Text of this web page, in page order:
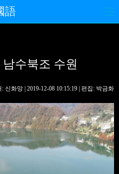
語
회 포토
TV 문화
광 오피니언
수북조 수원
: 신화망 | 2019-12-08 10:15:19 | 편집: 박금화